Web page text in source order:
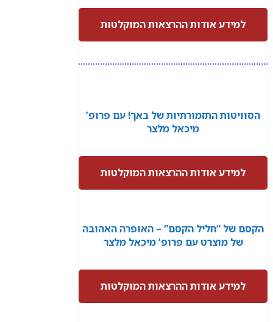
למידע אודות ההרצאות המוקלטות
הסוויטות התזמורתיות של באך! עם פרופ’
מיכאל מלצר
למידע אודות ההרצאות המוקלטות
הקסם של “חליל הקסם” – האופרה האהובה
של מוצרט עם פרופ’ מיכאל מלצר
למידע אודות ההרצאות המוקלטות